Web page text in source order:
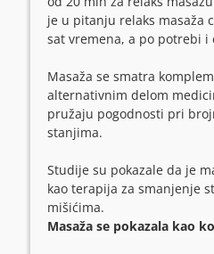
je u pitanju relaks masaža
sat vremena, a po potrebi i
Masaža se smatra
alternativnim delom
pružaju pogodnosti pri
stanjima.
Studije su pokazale da je
kao terapija za smanjenje
mišićima.
Masaža se pokazala kao